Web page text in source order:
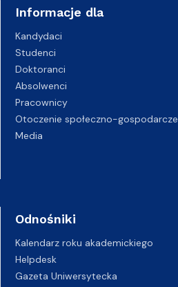
Informacje dla
Kandydaci
Studenci
Doktoranci
Absolwenci
Pracownicy
Otoczenie społeczno-gospodarcze
Media
Odnośniki
Kalendarz roku akademickiego
Helpdesk
Gazeta Uniwersytecka